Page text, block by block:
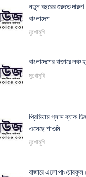
নতুন বছরের শুরুতে
বাংলাদেশ
মুখোমুখি
বাংলাদেশের বাজারে
মুখোমুখি
প্রিমিয়াম গ্লাস ব্যাক
এসেছে শাওমি
মুখোমুখি
বাজারে এলো পাওয়ারফুল